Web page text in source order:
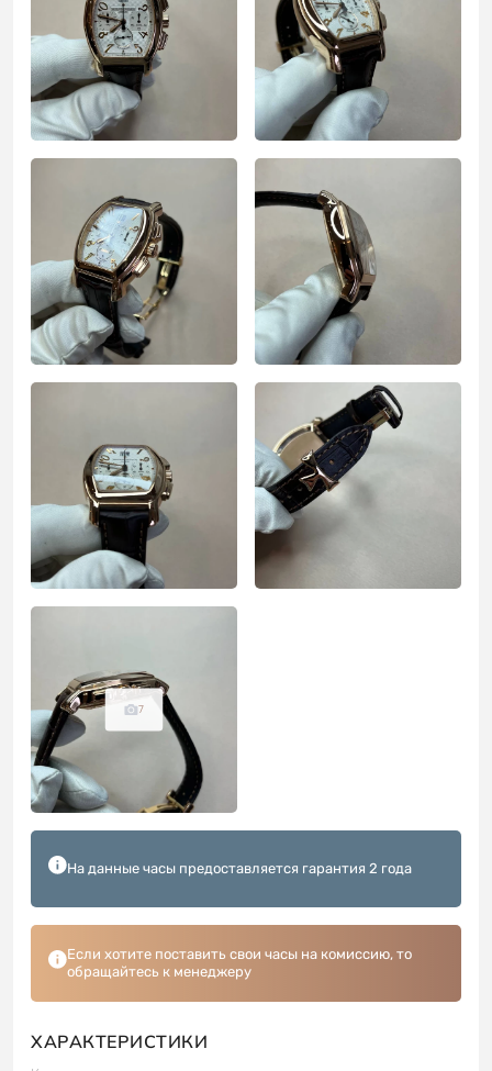
7
На данные часы предоставляется гарантия 2 года
Если хотите поставить свои часы на комиссию, то
обращайтесь к менеджеру
ХАРАКТЕРИСТИКИ